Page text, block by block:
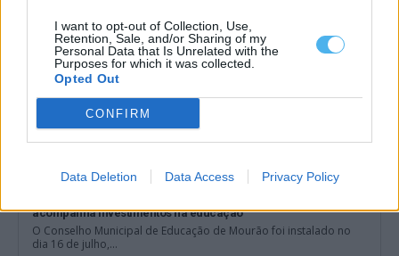
I want to opt-out of Collection, Use,
Retention, Sale, and/or Sharing of my
Personal Data that Is Unrelated with the
Purposes for which it was collected.
Opted Out
CONFIRM
Data Deletion Data Access Privacy Policy
acompanha investimentos na educação
O Conselho Municipal de Educação de Mourão foi instalado no
dia 16 de julho,...